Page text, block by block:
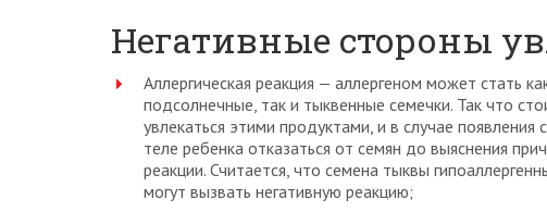
Негативные стороны
Аллергическая реакция — аллергеном может стать
подсолнечные, так и тыквенные семечки. Так что
увлекаться этими продуктами, и в случае появления
теле ребенка отказаться от семян до выяснения
реакции. Считается, что семена тыквы
могут вызвать негативную реакцию;